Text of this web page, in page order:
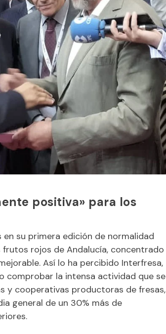
positiva» para los
su primera edición de normalidad
rojos de Andalucía, concentrado
Así lo ha percibido Interfresa,
comprobar la intensa actividad que se
y cooperativas productoras de fresas,
general de un 30% más de